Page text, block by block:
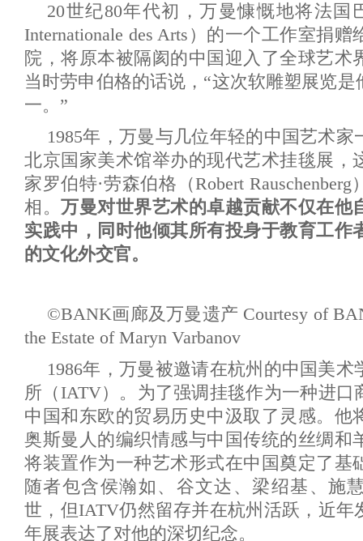
20世纪80年代初，万曼慷慨地将法国
Internationale des Arts）的一个工作室捐
院，将原本被隔阂的中国迎入了全球艺术
当时劳申伯格的话说，“这次软雕塑展览
一。”
1985年，万曼与几位年轻的中国艺术
北京国家美术馆举办的现代艺术挂毯展，
家罗伯特·劳森伯格（Robert
相。万曼对世界艺术的卓越贡献不仅在他
实践中，同时他倾其所有投身于教育工作
的文化外交官。
©BANK画廊及万曼遗产 Courtesy of
the Estate of Maryn Varbanov
1986年，万曼被邀请在杭州的中国美
所（IATV）。为了强调挂毯作为一种进口
中国和东欧的贸易历史中汲取了灵感。他
奥斯曼人的编织情感与中国传统的丝绸和
将装置作为一种艺术形式在中国奠定了基
随者包含侯瀚如、谷文达、梁绍基、施
世，但IATV仍然留存并在杭州活跃，近年
年展表达了对他的深切纪念。